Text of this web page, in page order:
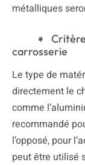
métalliques
carrosserie
Le type de
directement le
comme
recommandé
l’opposé, pour
peut être utilisé